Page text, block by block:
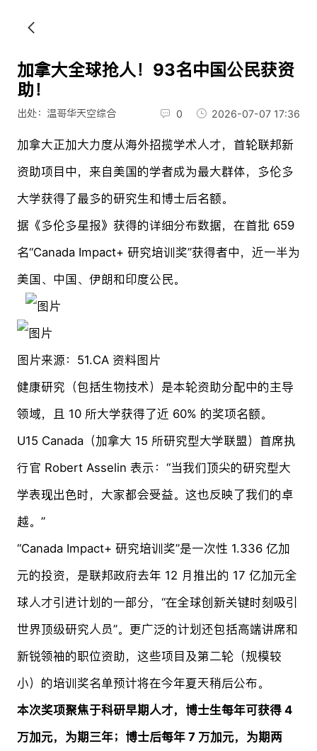
加拿大全球抢人！93名中国公民获资
助！
出处：温哥华天空综合 0 2026-07-07 17:36
加拿大正加大力度从海外招揽学术人才，首轮联邦新
资助项目中，来自美国的学者成为最大群体，多伦多
大学获得了最多的研究生和博士后名额。
据《多伦多星报》获得的详细分布数据，在首批 659
名“Canada Impact+ 研究培训奖”获得者中，近一半为
美国、中国、伊朗和印度公民。
图片来源：51.CA 资料图片
健康研究（包括生物技术）是本轮资助分配中的主导
领域，且 10 所大学获得了近 60% 的奖项名额。
U15 Canada（加拿大 15 所研究型大学联盟）首席执
行官 Robert Asselin 表示：“当我们顶尖的研究型大
学表现出色时，大家都会受益。这也反映了我们的卓
越。”
“Canada Impact+ 研究培训奖”是一次性 1.336 亿加
元的投资，是联邦政府去年 12 月推出的 17 亿加元全
球人才引进计划的一部分，“在全球创新关键时刻吸引
世界顶级研究人员”。更广泛的计划还包括高端讲席和
新锐领袖的职位资助，这些项目及第二轮（规模较
小）的培训奖名单预计将在今年夏天稍后公布。
本次奖项聚焦于科研早期人才，博士生每年可获得 4
万加元，为期三年；博士后每年 7 万加元，为期两